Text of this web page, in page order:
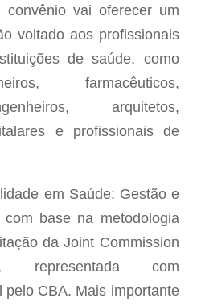
convênio vai oferecer um
voltado aos profissionais
de saúde, como
farmacêuticos,
arquitetos,
e profissionais de
em Saúde: Gestão e
base na metodologia
da Joint Commission
representada com
pelo CBA. Mais importante